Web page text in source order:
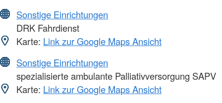
Sonstige Einrichtungen
DRK Fahrdienst
Karte: Link zur Google Maps Ansicht
Sonstige Einrichtungen
spezialisierte ambulante Palliativversorgung SAPV
Karte: Link zur Google Maps Ansicht